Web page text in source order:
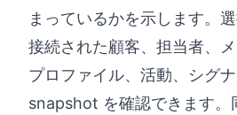
まっているかを示します。
接続された顧客、担当者、
プロファイル、活動、シグ
snapshot を確認できます。